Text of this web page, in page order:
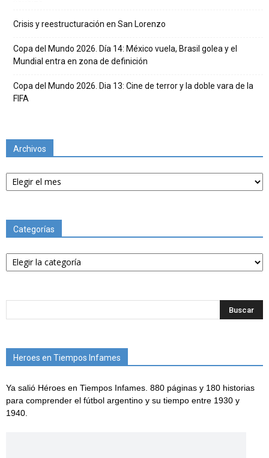
Crisis y reestructuración en San Lorenzo
Copa del Mundo 2026. Día 14: México vuela, Brasil golea y el
Mundial entra en zona de definición
Copa del Mundo 2026. Dia 13: Cine de terror y la doble vara de la
FIFA
Archivos
Archivos
Categorías
Categorías
Heroes en Tiempos Infames
Ya salió Héroes en Tiempos Infames. 880 páginas y 180 historias
para comprender el fútbol argentino y su tiempo entre 1930 y
1940.